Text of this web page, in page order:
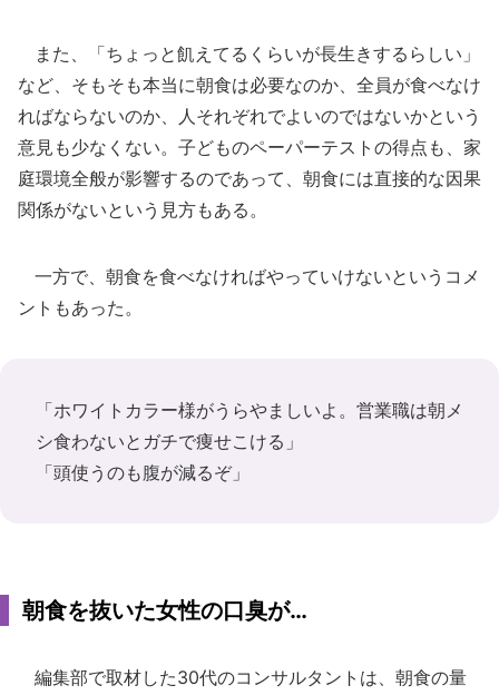
また、「ちょっと飢えてるくらいが長生きするらしい」
など、そもそも本当に朝食は必要なのか、全員が食べなけ
ればならないのか、人それぞれでよいのではないかという
意見も少なくない。子どものペーパーテストの得点も、家
庭環境全般が影響するのであって、朝食には直接的な因果
関係がないという見方もある。
一方で、朝食を食べなければやっていけないというコメ
ントもあった。
「ホワイトカラー様がうらやましいよ。営業職は朝メ
シ食わないとガチで痩せこける」
「頭使うのも腹が減るぞ」
朝食を抜いた女性の口臭が…
編集部で取材した30代のコンサルタントは、朝食の量